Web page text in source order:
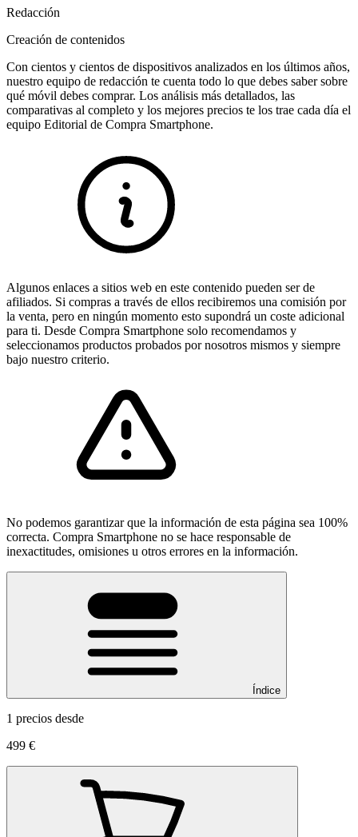
Redacción
Creación de contenidos
Con cientos y cientos de dispositivos analizados en los últimos años,
nuestro equipo de redacción te cuenta todo lo que debes saber sobre
qué móvil debes comprar. Los análisis más detallados, las
comparativas al completo y los mejores precios te los trae cada día el
equipo Editorial de Compra Smartphone.
Algunos enlaces a sitios web en este contenido pueden ser de
afiliados. Si compras a través de ellos recibiremos una comisión por
la venta, pero en ningún momento esto supondrá un coste adicional
para ti. Desde Compra Smartphone solo recomendamos y
seleccionamos productos probados por nosotros mismos y siempre
bajo nuestro criterio.
No podemos garantizar que la información de esta página sea 100%
correcta. Compra Smartphone no se hace responsable de
inexactitudes, omisiones u otros errores en la información.
Índice
1 precios desde
499 €